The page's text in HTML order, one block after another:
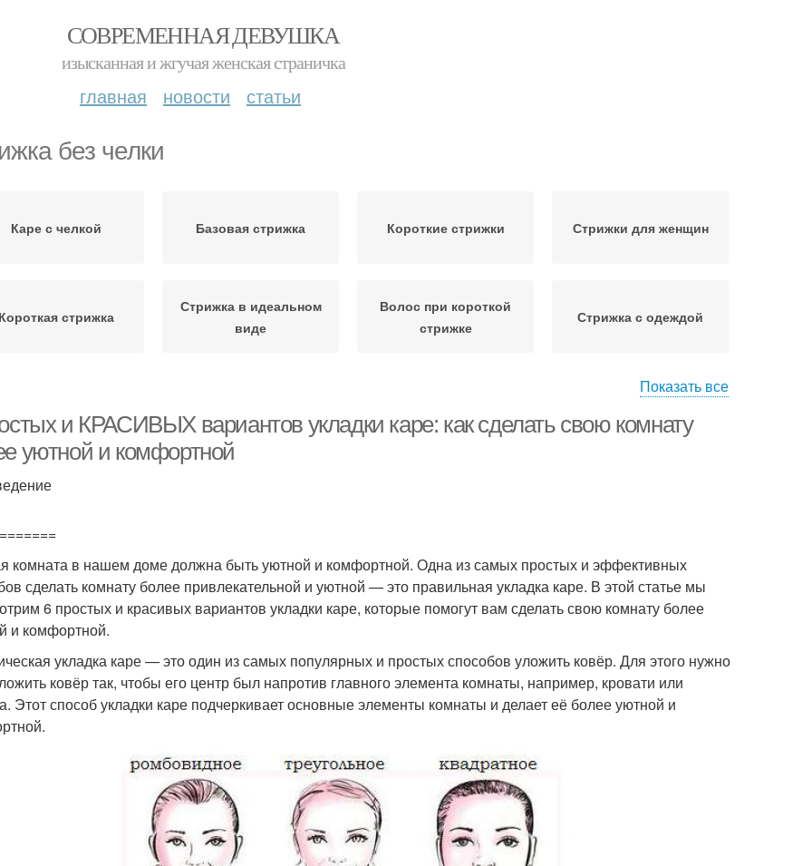
СОВРЕМЕННАЯ ДЕВУШКА
изысканная и жгучая женская страничка
главная новости статьи
без челки
Каре с челкой Базовая стрижка Короткие стрижки Стрижки для женщин
Короткая стрижка
Стрижка в идеальном
виде
Волос при короткой
стрижке
Стрижка с одеждой
стрижки
челкой
с челкой
Показать все
и КРАСИВЫХ вариантов укладки каре: как сделать свою комнату
уютной и комфортной
комната в нашем доме должна быть уютной и комфортной. Одна из самых простых и эффективных
сделать комнату более привлекательной и уютной — это правильная укладка каре. В этой статье мы
6 простых и красивых вариантов укладки каре, которые помогут вам сделать свою комнату более
и комфортной.
укладка каре — это один из самых популярных и простых способов уложить ковёр. Для этого нужно
ковёр так, чтобы его центр был напротив главного элемента комнаты, например, кровати или
Этот способ укладки каре подчеркивает основные элементы комнаты и делает её более уютной и